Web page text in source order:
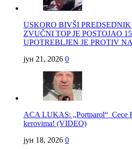
USKORO BIVŠI
ZVUČNI TOP JE POSTOJAO
UPOTREBLJEN JE PROTIV
јун 21, 2026 0
ACA LUKAS: „Portparol“ Cece
kerovima! (VIDEO)
јун 18, 2026 0